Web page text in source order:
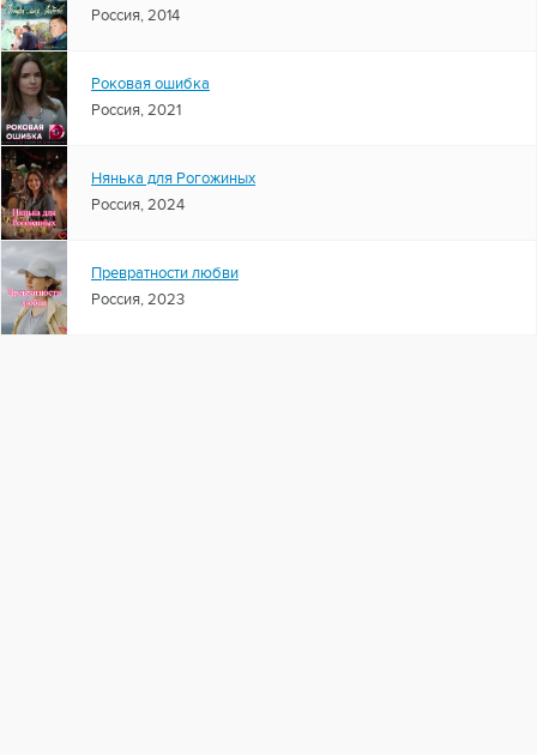
Россия, 2014
Роковая ошибка
Россия, 2021
Нянька для Рогожиных
Россия, 2024
Превратности любви
Россия, 2023